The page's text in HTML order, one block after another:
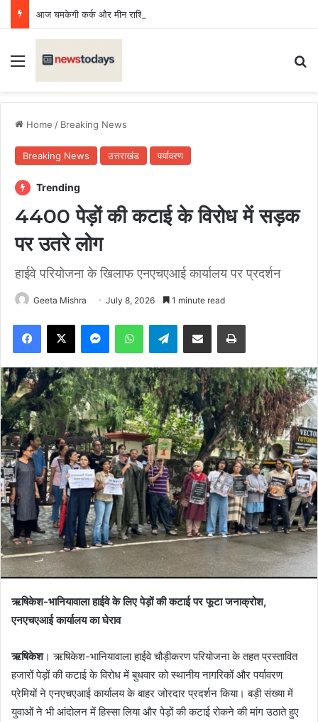
Menu
Home / Breaking News
Breaking News उत्तराखंड पर्यावरण
Trending
4400 पेड़ों की कटाई के विरोध में सड़क
पर उतरे लोग
हाईवे परियोजना के खिलाफ एनएचएआई कार्यालय पर प्रदर्शन
Geeta Mishra July 8, 2026 1 minute read
Facebook
X MessengerWhatsAppTelegramShare via Email Print
ऋषिकेश-भानियावाला हाईवे के लिए पेड़ों की कटाई पर फूटा जनाक्रोश,
एनएचएआई कार्यालय का घेराव
ऋषिकेश। ऋषिकेश-भानियावाला हाईवे चौड़ीकरण परियोजना के तहत प्रस्तावित
हजारों पेड़ों की कटाई के विरोध में बुधवार को स्थानीय नागरिकों और पर्यावरण
प्रेमियों ने एनएचएआई कार्यालय के बाहर जोरदार प्रदर्शन किया। बड़ी संख्या में
युवाओं ने भी आंदोलन में हिस्सा लिया और पेड़ों की कटाई रोकने की मांग उठाते हुए